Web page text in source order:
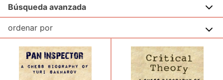
Búsqueda avanzada